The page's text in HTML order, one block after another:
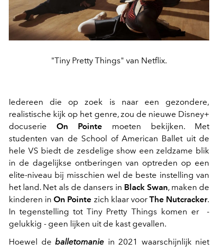
"Tiny Pretty Things" van Netflix.
Iedereen die op zoek is naar een gezondere,
realistische kijk op het genre, zou de nieuwe Disney+
docuserie On Pointe moeten bekijken. Met
studenten van de School of American Ballet uit de
hele VS biedt de zesdelige show een zeldzame blik
in de dagelijkse ontberingen van optreden op een
elite-niveau bij misschien wel de beste instelling van
het land. Net als de dansers in Black Swan, maken de
kinderen inOn Pointe zich klaar voor The Nutcracker.
In tegenstelling tot Tiny Pretty Things komen er -
gelukkig - geen lijken uit de kast gevallen.
Hoewel de balletomanie in 2021 waarschijnlijk niet